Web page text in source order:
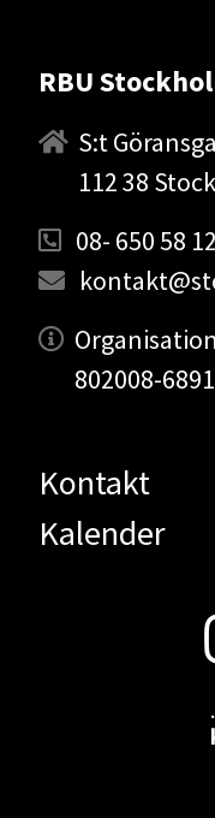
RBU
S:t
112 38
08- 650 58 12
802008-6891
Kontakt
Kalender